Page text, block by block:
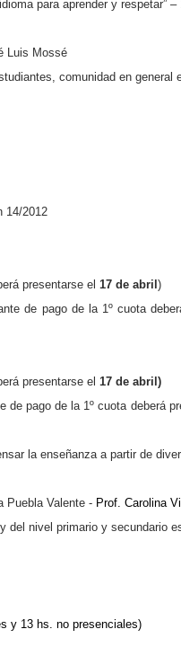
para aprender y respetar” –
Luis Mossé
comunidad en general
14/2012
presentarse el 17 de abril )
de pago de la 1ºcuota
presentarse el 17 de abril)
de pago de la 1º cuota deberá
la enseñanza a partir de
Puebla Valente - Prof. Carolina
del nivel primario y secundario
y 13 hs. no presenciales)